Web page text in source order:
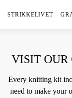
STRIKKELIVET
VISIT OUR
Every knitting kit
need to make your